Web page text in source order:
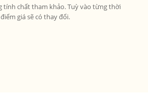
tính chất tham khảo. Tuỳ vào từng thời
điểm giá sẽ có thay đổi.